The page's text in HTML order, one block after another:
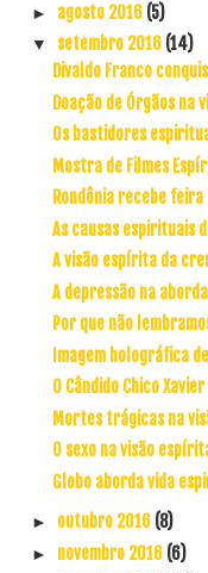
► agosto 2016 (5)
▼ setembro 2016 (14)
Divaldo Franco
Doação de Órgãos na
Os bastidores
Mostra de Filmes
Rondônia recebe
As causas espirituais
A visão espírita da
A depressão na
Por que não
Imagem holográfica
O Cândido Chico
Mortes trágicas na
O sexo na visão
Globo aborda vida
► outubro 2016 (8)
► novembro 2016 (6)